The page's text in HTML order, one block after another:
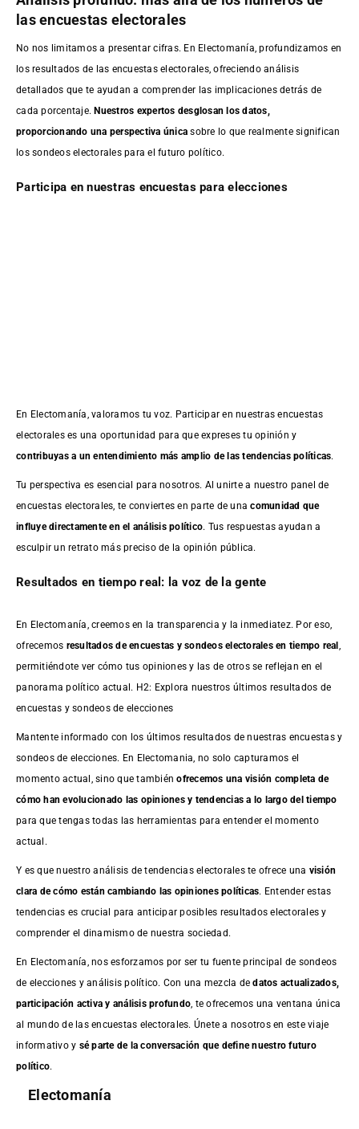
las encuestas electorales
No nos limitamos a presentar cifras. En Electomanía, profundizamos en
los resultados de las encuestas electorales, ofreciendo análisis
detallados que te ayudan a comprender las implicaciones detrás de
cada porcentaje.Nuestros expertos desglosan los datos,
proporcionando una perspectiva única sobre lo que realmente significan
los sondeos electorales para el futuro político.
Participa en nuestras encuestas para elecciones
En Electomanía, valoramos tu voz. Participar en nuestras encuestas
electorales es una oportunidad para que expreses tu opinión y
contribuyas a un entendimiento más amplio de las tendencias políticas.
Tu perspectiva es esencial para nosotros. Al unirte a nuestro panel de
encuestas electorales, te conviertes en parte de unacomunidad que
influye directamente en el análisis político. Tus respuestas ayudan a
esculpir un retrato más preciso de la opinión pública.
Resultados en tiempo real: la voz de la gente
En Electomanía, creemos en la transparencia y la inmediatez. Por eso,
ofrecemos resultados deencuestas y sondeos electorales en tiempo real
permitiéndote ver cómo tus opiniones y las de otros se reflejan en el
panorama político actual. H2: Explora nuestros últimos resultados de
encuestas y sondeos de elecciones
Mantente informado con los últimos resultados de nuestras encuestasy
sondeos de elecciones. En Electomania, no solo capturamos el
momento actual, sino que tambiénofrecemos una visión completa de
cómo han evolucionado las opiniones y tendencias a lo largo del tiempo
para que tengas todas las herramientas para entender el momento
actual.
Y es que nuestro análisis de tendencias electorales te ofrece una visión
clara de cómo están cambiando las opiniones políticas. Entender estas
tendencias es crucial para anticipar posibles resultados electorales y
comprender el dinamismo de nuestra sociedad.
En Electomanía, nos esforzamos por ser tu fuente principal de sondeos
de elecciones y análisis político. Con una mezcla dedatos actualizados,
participación activa y análisis profundo , te ofrecemos una ventana única
al mundo de las encuestas electorales. Únete a nosotros en este viaje
informativo y sé parte de la conversación que define nuestro futuro
político.
Electomanía